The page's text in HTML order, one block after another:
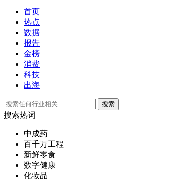
首页
热点
数据
报告
金榜
消费
科技
出海
搜索
搜索热词
中成药
百千万工程
新鲜零食
数字健康
化妆品